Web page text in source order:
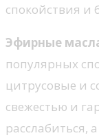
спокойствия и
Эфирные
популярных
цитрусовые и
свежестью и
расслабиться, а